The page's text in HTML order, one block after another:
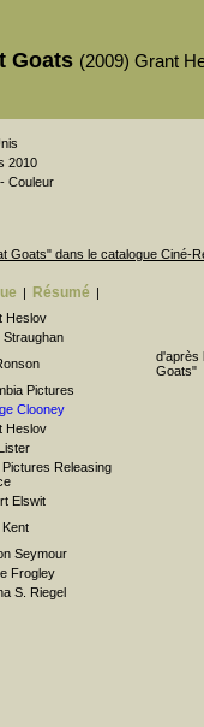
Goats (2009) Grant
2010
Couleur
Goats" dans le catalogue Ciné-
| Résumé |
Heslov
Straughan
d'après
Goats"
Pictures
Clooney
Heslov
Releasing
Elswit
Kent
Seymour
Frogley
S. Riegel